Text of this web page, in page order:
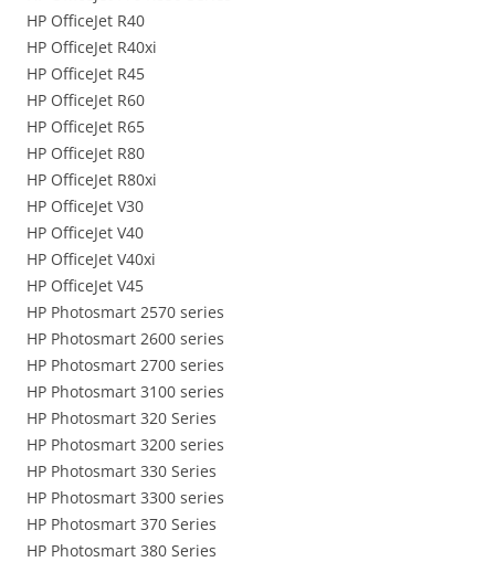
HP OfficeJet R40
HP OfficeJet R40xi
HP OfficeJet R45
HP OfficeJet R60
HP OfficeJet R65
HP OfficeJet R80
HP OfficeJet R80xi
HP OfficeJet V30
HP OfficeJet V40
HP OfficeJet V40xi
HP OfficeJet V45
HP Photosmart 2570 series
HP Photosmart 2600 series
HP Photosmart 2700 series
HP Photosmart 3100 series
HP Photosmart 320 Series
HP Photosmart 3200 series
HP Photosmart 330 Series
HP Photosmart 3300 series
HP Photosmart 370 Series
HP Photosmart 380 Series